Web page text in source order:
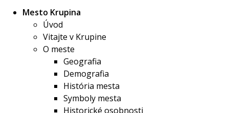
Mesto Krupina
Úvod
Vitajte v Krupine
O meste
Geografia
Demografia
História mesta
Symboly mesta
Historické osobnosti